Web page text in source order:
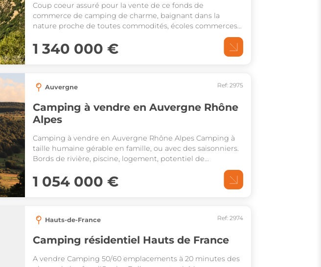
Coup coeur assuré pour la vente de ce fonds de
commerce de camping de charme, baignant dans la
nature proche de toutes commodités, écoles commerces
1 340 000 €
Auvergne Ref: 2975
Camping à vendre en Auvergne Rhône
Alpes
Camping à vendre en Auvergne Rhône Alpes Camping à
taille humaine gérable en famille, ou avec des saisonniers.
Bords de rivière, piscine, logement, potentiel de
1 054 000 €
Hauts-de-France Ref: 2974
Camping résidentiel Hauts de France
A vendre Camping 50/60 emplacements à 20 minutes des